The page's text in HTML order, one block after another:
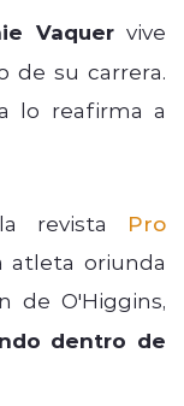
Vaquervive
de su carrera.
lo reafirma a
revista Pro
atleta oriunda
de O'Higgins,
dentro de